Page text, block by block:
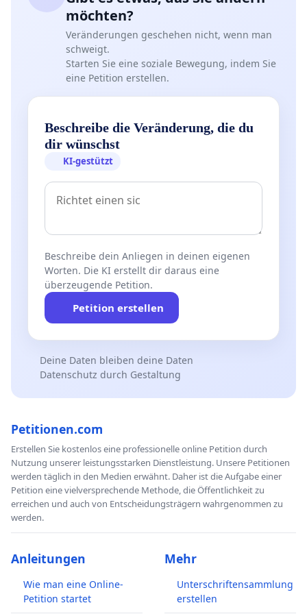
möchten?
Veränderungen geschehen nicht, wenn man
schweigt.
Starten Sie eine soziale Bewegung, indem Sie
eine Petition erstellen.
Beschreibe die Veränderung, die du
dir wünschst
KI-gestützt
Beschreibe dein Anliegen in deinen eigenen
Worten. Die KI erstellt dir daraus eine
überzeugende Petition.
Petition erstellen
Deine Daten bleiben deine Daten
Datenschutz durch Gestaltung
Petitionen.com
Erstellen Sie kostenlos eine professionelle online Petition durch
Nutzung unserer leistungsstarken Dienstleistung. Unsere Petitionen
werden täglich in den Medien erwähnt. Daher ist die Aufgabe einer
Petition eine vielversprechende Methode, die Öffentlichkeit zu
erreichen und auch von Entscheidungsträgern wahrgenommen zu
werden.
Anleitungen
Wie man eine Online-
Petition startet
Mehr
Unterschriftensammlung
erstellen